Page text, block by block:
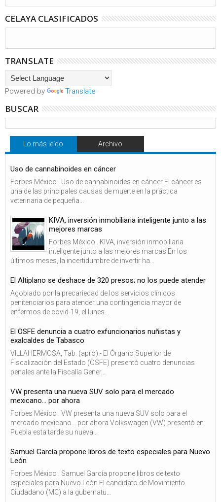
CELAYA CLASIFICADOS
TRANSLATE
Powered by Translate
BUSCAR
Lo más leído Archivo
Uso de cannabinoides en cáncer
Forbes México . Uso de cannabinoides en cáncer El cáncer es
una de las principales causas de muerte en la práctica
veterinaria de pequeña...
KIVA, inversión inmobiliaria inteligente junto a las
mejores marcas
Forbes México . KIVA, inversión inmobiliaria
inteligente junto a las mejores marcas En los
últimos meses, la incertidumbre de invertir ha...
El Altiplano se deshace de 320 presos; no los puede atender
Agobiado por la precariedad de los servicios clínicos
penitenciarios para atender una contingencia mayor de
enfermos de covid-19, el lunes...
El OSFE denuncia a cuatro exfuncionarios nuñistas y
exalcaldes de Tabasco
VILLAHERMOSA, Tab. (apro).- El Órgano Superior de
Fiscalización del Estado (OSFE) presentó cuatro denuncias
penales ante la Fiscalía Gener...
VW presenta una nueva SUV solo para el mercado
mexicano… por ahora
Forbes México . VW presenta una nueva SUV solo para el
mercado mexicano… por ahora Volkswagen (VW) presentó en
Puebla esta tarde su nueva...
Samuel García propone libros de texto especiales para Nuevo
León
Forbes México . Samuel García propone libros de texto
especiales para Nuevo León El candidato de Movimiento
Ciudadano (MC) a la gubernatu...